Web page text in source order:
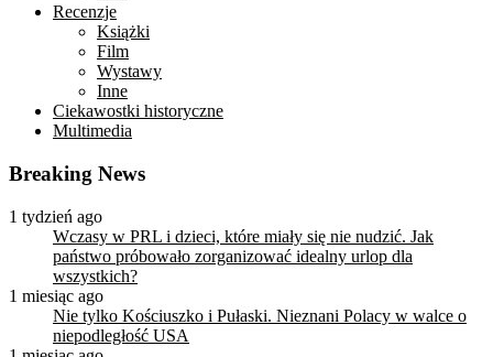
Recenzje
Książki
Film
Wystawy
Inne
Ciekawostki historyczne
Multimedia
Breaking News
1 tydzień ago
Wczasy w PRL i dzieci, które miały się nie nudzić. Jak
państwo próbowało zorganizować idealny urlop dla
wszystkich?
1 miesiąc ago
Nie tylko Kościuszko i Pułaski. Nieznani Polacy w walce o
niepodległość USA